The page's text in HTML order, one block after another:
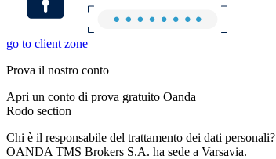
go to client zone
Prova il nostro conto
Apri un conto di prova gratuito Oanda
Rodo section
Chi è il responsabile del trattamento dei dati personali?
OANDA TMS Brokers S.A. ha sede a Varsavia.